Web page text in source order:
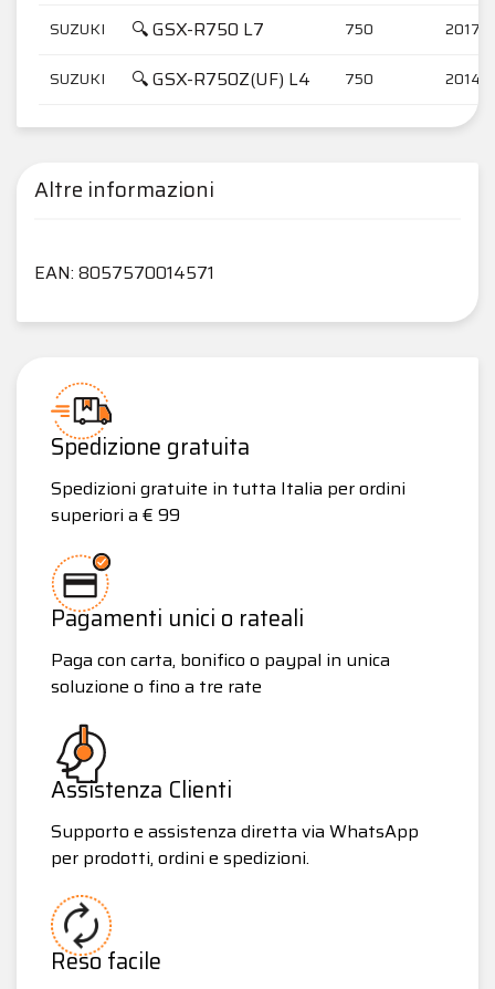
SUZUKI 🔍 GSX-R750 L7 750 2017-
SUZUKI 🔍 GSX-R750Z(UF) L4 750 2014-
Altre informazioni
EAN: 8057570014571
Spedizione gratuita
Spedizioni gratuite in tutta Italia per ordini
superiori a € 99
Pagamenti unici o rateali
Paga con carta, bonifico o paypal in unica
soluzione o fino a tre rate
Assistenza Clienti
Supporto e assistenza diretta via WhatsApp
per prodotti, ordini e spedizioni.
Reso facile